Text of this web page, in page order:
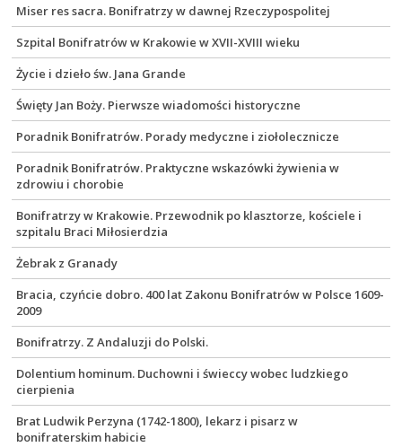
Miser res sacra. Bonifratrzy w dawnej Rzeczypospolitej
Szpital Bonifratrów w Krakowie w XVII-XVIII wieku
Życie i dzieło św. Jana Grande
Święty Jan Boży. Pierwsze wiadomości historyczne
Poradnik Bonifratrów. Porady medyczne i ziołolecznicze
Poradnik Bonifratrów. Praktyczne wskazówki żywienia w
zdrowiu i chorobie
Bonifratrzy w Krakowie. Przewodnik po klasztorze, kościele i
szpitalu Braci Miłosierdzia
Żebrak z Granady
Bracia, czyńcie dobro. 400 lat Zakonu Bonifratrów w Polsce 1609-
2009
Bonifratrzy. Z Andaluzji do Polski.
Dolentium hominum. Duchowni i świeccy wobec ludzkiego
cierpienia
Brat Ludwik Perzyna (1742-1800), lekarz i pisarz w
bonifraterskim habicie